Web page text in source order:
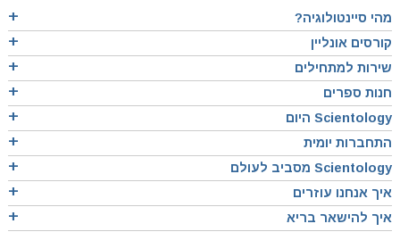
מהי סיינטולוגיה?
קורסים אונליין
שירות למתחילים
חנות ספרים
Scientology היום
התחברות יומית
Scientology מסביב לעולם
איך אנחנו עוזרים
איך להישאר בריא